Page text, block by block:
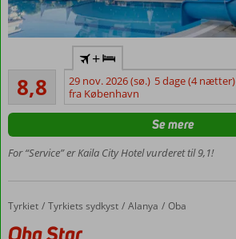
til
Gazipasa
All
Populært
Pool med
rutsjebane
8,8Alletiders
80
anmeldelser
+
29 nov. 2026 (sø.) 5 dage (4 nætter)
fra København
For “Service” er Kaila City Hotel vurderet til 9,1!
Se mere
Forside
Tyrkiet Tyrkiets sydkyst Alanya Oba
Oba Star
Oba Star